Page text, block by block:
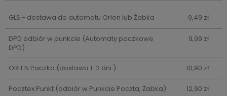
GLS - dostawa do automatu Orlen lub Żabka 9,49 zł
DPD odbiór w punkcie (Automaty paczkowe
DPD)
9,99 zł
ORLEN Paczka (dostawa 1-2 dni ) 10,90 zł
Pocztex Punkt (odbiór w Punkcie Poczta, Żabka) 12,90 zł